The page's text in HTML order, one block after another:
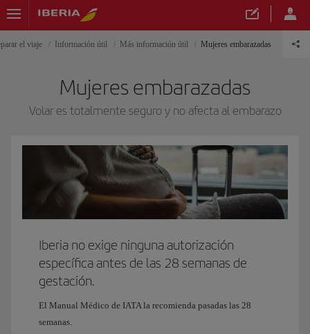
el viaje Información útil Más información útil Mujeres embarazadas
Mujeres embarazadas
Volar es totalmente seguro y no afecta al embarazo
Iberia no exige ninguna autorización
específica antes de las 28 semanas de
gestación.
El Manual Médico de IATA la recomienda pasadas las 28
semanas.